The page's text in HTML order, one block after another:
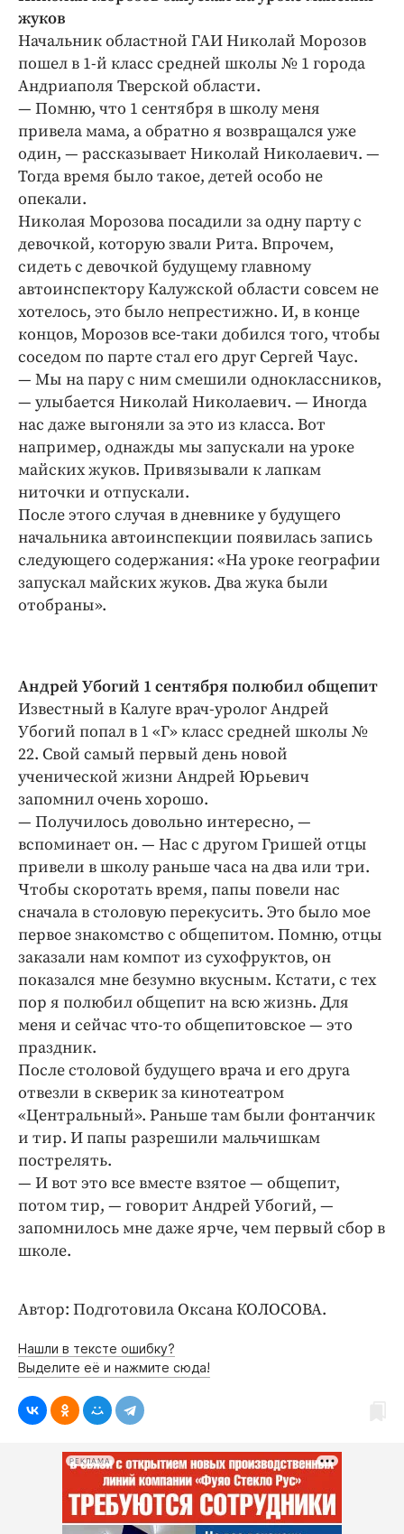
жуков
Начальник областной ГАИ Николай Морозов
пошел в 1-й класс средней школы № 1 города
Андриаполя Тверской области.
— Помню, что 1 сентября в школу меня
привела мама, а обратно я возвращался уже
один, — рассказывает Николай Николаевич. —
Тогда время было такое, детей особо не
опекали.
Николая Морозова посадили за одну парту с
девочкой, которую звали Рита. Впрочем,
сидеть с девочкой будущему главному
автоинспектору Калужской области совсем не
хотелось, это было непрестижно. И, в конце
концов, Морозов все-таки добился того, чтобы
соседом по парте стал его друг Сергей Чаус.
— Мы на пару с ним смешили одноклассников,
— улыбается Николай Николаевич. — Иногда
нас даже выгоняли за это из класса. Вот
например, однажды мы запускали на уроке
майских жуков. Привязывали к лапкам
ниточки и отпускали.
После этого случая в дневнике у будущего
начальника автоинспекции появилась запись
следующего содержания: «На уроке географии
запускал майских жуков. Два жука были
отобраны».
Андрей Убогий 1 сентября полюбил общепит
Известный в Калуге врач-уролог Андрей
Убогий попал в 1 «Г» класс средней школы №
22. Свой самый первый день новой
ученической жизни Андрей Юрьевич
запомнил очень хорошо.
— Получилось довольно интересно, —
вспоминает он. — Нас с другом Гришей отцы
привели в школу раньше часа на два или три.
Чтобы скоротать время, папы повели нас
сначала в столовую перекусить. Это было мое
первое знакомство с общепитом. Помню, отцы
заказали нам компот из сухофруктов, он
показался мне безумно вкусным. Кстати, с тех
пор я полюбил общепит на всю жизнь. Для
меня и сейчас что-то общепитовское — это
праздник.
После столовой будущего врача и его друга
отвезли в скверик за кинотеатром
«Центральный». Раньше там были фонтанчик
и тир. И папы разрешили мальчишкам
пострелять.
— И вот это все вместе взятое — общепит,
потом тир, — говорит Андрей Убогий, —
запомнилось мне даже ярче, чем первый сбор в
школе.
Автор: Подготовила Оксана КОЛОСОВА.
Нашли в тексте ошибку?
Выделите её и нажмите сюда!
РЕКЛАМА